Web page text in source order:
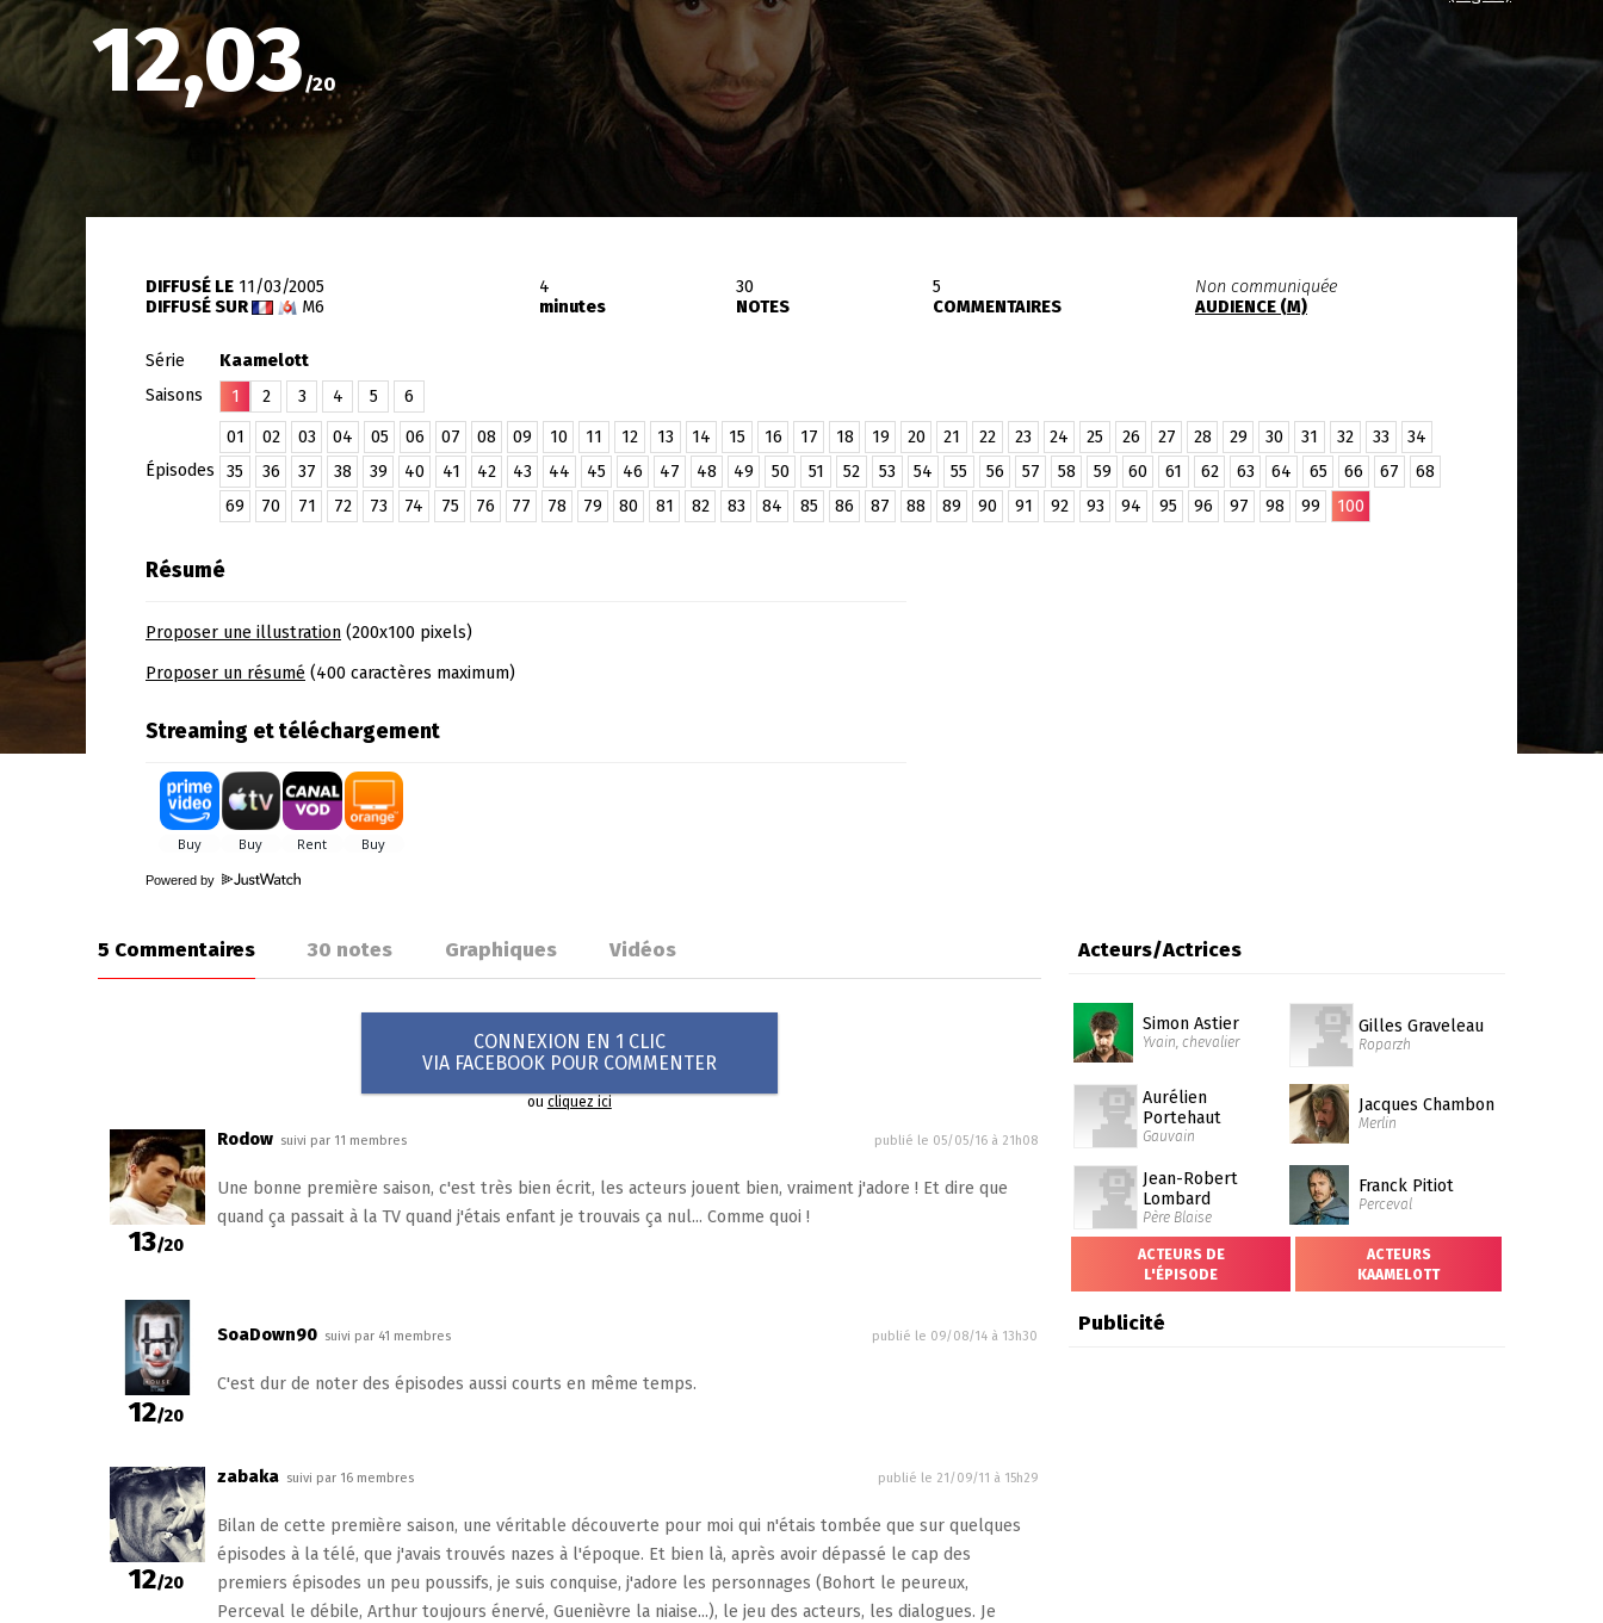
12,03/20
DIFFUSÉ LE 11/03/2005
DIFFUSÉ SUR
M6
4
minutes
30
NOTES
5
COMMENTAIRES
Non communiquée
AUDIENCE (M)
Série
Kaamelott
Saisons
1 2 3 4 5 6
Épisodes
01 02 03 04 05 06 07 08 09 10 11 12 13 14 15 16 17 18 19 20 21 22 23 24 25 26 27 28 29 30 31 32 33
34
35
36 37 38 39 40 41 42 43 44 45 46 47 48 49 50 51 52 53 54 55 56 57 58 59 60 61 62 63 64 65 66 67
68
69
70 71 72 73 74 75 76 77 78 79 80 81 82 83 84 85 86 87 88 89 90 91 92 93 94 95 96 97 98 99 100
Résumé
Proposer une illustration (200x100 pixels)
Proposer un résumé (400 caractères maximum)
Streaming et téléchargement
Powered by
5 Commentaires 30 notes Graphiques Vidéos
CONNEXION EN 1 CLIC
VIA FACEBOOK POUR COMMENTER
oucliquez ici
13/20
Rodow suivi par 11 membres publié le 05/05/16 à 21h08
Une bonne première saison, c'est très bien écrit, les acteurs jouent bien, vraiment j'adore ! Et dire que
quand ça passait à la TV quand j'étais enfant je trouvais ça nul... Comme quoi !
12/20
SoaDown90 suivi par 41 membres publié le 09/08/14 à 13h30
C'est dur de noter des épisodes aussi courts en même temps.
12/20
zabaka suivi par 16 membres publié le 21/09/11 à 15h29
Bilan de cette première saison, une véritable découverte pour moi qui n'étais tombée que sur quelques
épisodes à la télé, que j'avais trouvés nazes à l'époque. Et bien là, après avoir dépassé le cap des
premiers épisodes un peu poussifs, je suis conquise, j'adore les personnages (Bohort le peureux,
Perceval le débile, Arthur toujours énervé, Guenièvre la niaise...), le jeu des acteurs, les dialogues. Je
Acteurs/Actrices
Simon Astier
Yvain, chevalier
Gilles Graveleau
Roparzh
Aurélien
Portehaut
Gauvain
Jacques Chambon
Merlin
Jean-Robert
Lombard
Père Blaise
Franck Pitiot
Perceval
ACTEURS DE
L'ÉPISODE
ACTEURS
KAAMELOTT
Publicité